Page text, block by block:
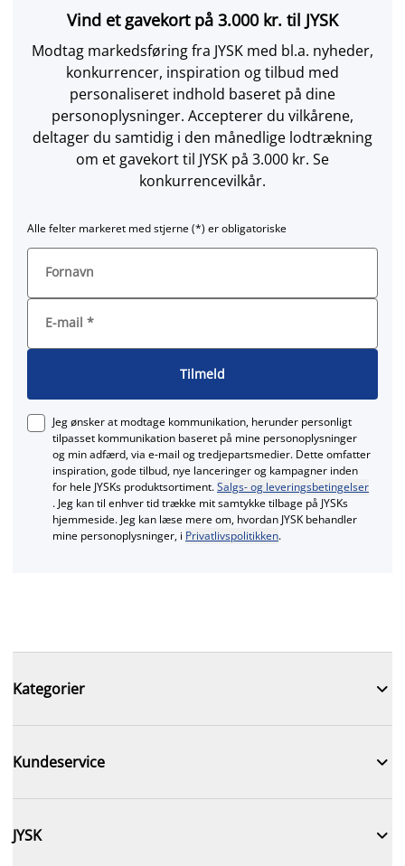
Vind et gavekort på 3.000 kr. til JYSK
Modtag markedsføring fra JYSK med bl.a. nyheder,
konkurrencer, inspiration og tilbud med
personaliseret indhold baseret på dine
personoplysninger. Accepterer du vilkårene,
deltager du samtidig i den månedlige lodtrækning
om et gavekort til JYSK på 3.000 kr. Se
konkurrencevilkår.
Alle felter markeret med stjerne (*) er obligatoriske
Fornavn
E-mail *
Tilmeld
Jeg ønsker at modtage kommunikation, herunder personligt
tilpasset kommunikation baseret på mine personoplysninger
og min adfærd, via e‑mail og tredjepartsmedier. Dette omfatter
inspiration, gode tilbud, nye lanceringer og kampagner inden
for hele JYSKs produktsortiment.Salgs- og leveringsbetingelser
. Jeg kan til enhver tid trække mit samtykke tilbage på JYSKs
hjemmeside. Jeg kan læse mere om, hvordan JYSK behandler
mine personoplysninger, i Privatlivspolitikken.
Kategorier 
Kundeservice 
JYSK 